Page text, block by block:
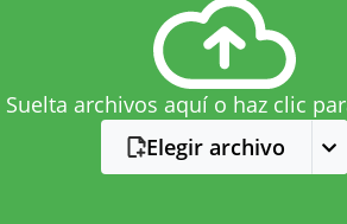
Suelta archivos aquí o haz clic
Elegir archivo